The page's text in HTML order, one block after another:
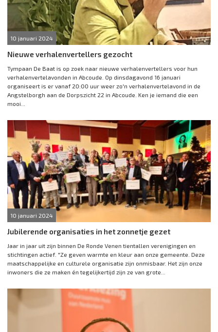
10 januari 2024
Nieuwe verhalenvertellers gezocht
Tympaan De Baat is op zoek naar nieuwe verhalenvertellers voor hun
verhalenvertelavonden in Abcoude. Op dinsdagavond 16 januari
organiseert is er vanaf 20:00 uur weer zo'n verhalenvertelavond in de
Angstelborgh aan de Dorpszicht 22 in Abcoude. Ken je iemand die een
mooi...
10 januari 2024
Jubilerende organisaties in het zonnetje gezet
Jaar in jaar uit zijn binnen De Ronde Venen tientallen verenigingen en
stichtingen actief. "Ze geven warmte en kleur aan onze gemeente. Deze
maatschappelijke en culturele organisatie zijn onmisbaar. Het zijn onze
inwoners die ze maken én tegelijkertijd zijn ze van grote...